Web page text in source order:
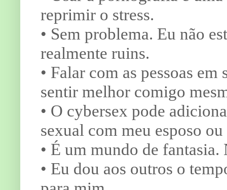
reprimir o stress.
• Sem problema. Eu não
realmente ruins.
• Falar com as pessoas
sentir melhor comigo
• O cybersex pode
sexual com meu esposo
• É um mundo de
• Eu dou aos outros o